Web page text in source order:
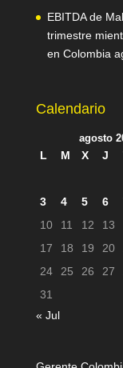
EBITDA de
trimestre
en Colombia
Calendario
agosto
L M X J
3
4 5 6
10
11 12 13
17
18 19 20
24
25 26 27
31
« Jul